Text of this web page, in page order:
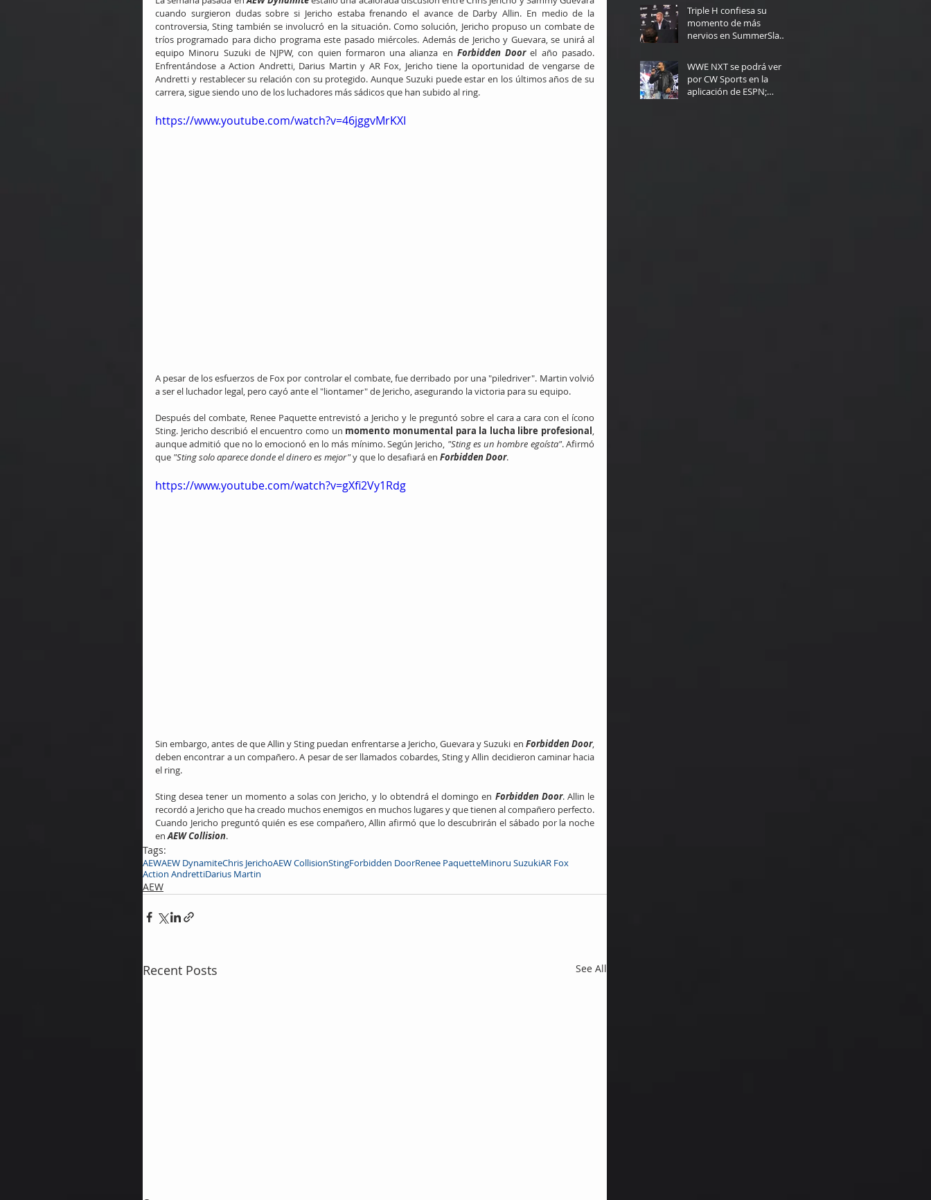
cuando surgieron dudas sobre si Jericho estaba frenando el avance de Darby Allin. En medio de la
controversia, Sting también se involucró en la situación. Como solución, Jericho propuso un combate de
tríos programado para dicho programa este pasado miércoles. Además de Jericho y Guevara, se unirá al
equipo Minoru Suzuki de NJPW, con quien formaron una alianza en Forbidden Door el año pasado.
Enfrentándose a Action Andretti, Darius Martin y AR Fox, Jericho tiene la oportunidad de vengarse de
Andretti y restablecer su relación con su protegido. Aunque Suzuki puede estar en los últimos años de su
carrera, sigue siendo uno de los luchadores más sádicos que han subido al ring.
https://www.youtube.com/watch?v=46jggvMrKXI
A pesar de los esfuerzos de Fox por controlar el combate, fue derribado por una "piledriver". Martin volvió
a ser el luchador legal, pero cayó ante el "liontamer" de Jericho, asegurando la victoria para su equipo.
Después del combate, Renee Paquette entrevistó a Jericho y le preguntó sobre el cara a cara con el ícono
Sting. Jericho describió el encuentro como un momento monumental para la lucha libre profesional ,
aunque admitió que no lo emocionó en lo más mínimo. Según Jericho, "Sting es un hombre egoísta". Afirmó
que "Sting solo aparece donde el dinero es mejor" y que lo desafiará en Forbidden Door.
https://www.youtube.com/watch?v=gXfi2Vy1Rdg
Sin embargo, antes de que Allin y Sting puedan enfrentarse a Jericho, Guevara y Suzuki en Forbidden Door,
deben encontrar a un compañero. A pesar de ser llamados cobardes, Sting y Allin decidieron caminar hacia
el ring.
Sting desea tener un momento a solas con Jericho, y lo obtendrá el domingo en Forbidden Door. Allin le
recordó a Jericho que ha creado muchos enemigos en muchos lugares y que tienen al compañero perfecto.
Cuando Jericho preguntó quién es ese compañero, Allin afirmó que lo descubrirán el sábado por la noche
en AEW Collision.
Tags:
AEWAEW DynamiteChris JerichoAEW CollisionStingForbidden DoorRenee PaquetteMinoru SuzukiAR Fox
Action AndrettiDarius Martin
AEW
Recent Posts See All
Triple H confiesa su
momento de más
nervios en SummerSlam:
WWE NXT se podrá ver
por CW Sports en la
aplicación de ESPN;